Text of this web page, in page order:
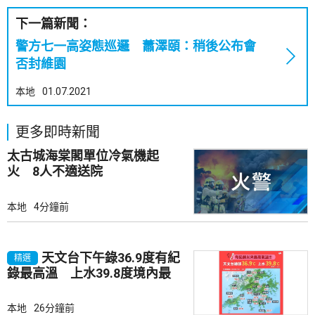
下一篇新聞：
警方七一高姿態巡邏 蕭澤頤：稍後公布會
否封維園
本地 01.07.2021
更多即時新聞
太古城海棠閣單位冷氣機起
火 8人不適送院
本地 4分鐘前
精選
天文台下午錄36.9度有紀
錄最高溫 上水39.8度境內最
本地 26分鐘前